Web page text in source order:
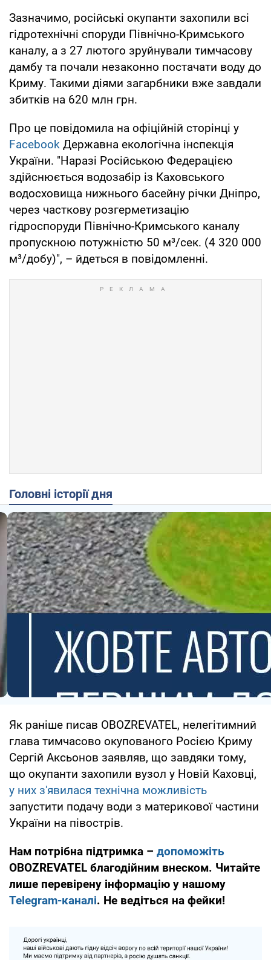
Зазначимо, російські окупанти захопили всі
гідротехнічні споруди Північно-Кримського
каналу, а з 27 лютого зруйнували тимчасову
дамбу та почали незаконно постачати воду до
Криму. Такими діями загарбники вже завдали
збитків на 620 млн грн.
Про це повідомила на офіційній сторінці у
Facebook Державна екологічна інспекція
України. "Наразі Російською Федерацією
здійснюється водозабір із Каховського
водосховища нижнього басейну річки Дніпро,
через часткову розгерметизацію
гідроспоруди Північно-Кримського каналу
пропускною потужністю 50 м³/сек. (4 320 000
м³/добу)", – йдеться в повідомленні.
Головні історії дня
Як раніше писав OBOZREVATEL, нелегітимний
глава тимчасово окупованого Росією Криму
Сергій Аксьонов заявляв, що завдяки тому,
що окупанти захопили вузол у Новій Каховці,
у них з'явилася технічна можливість
запустити подачу води з материкової частини
України на півострів.
Нам потрібна підтримка – допоможіть
OBOZREVATEL благодійним внеском. Читайте
лише перевірену інформацію у нашому
Telegram-каналі. Не ведіться на фейки!